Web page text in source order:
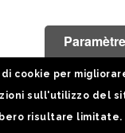
cookie per
sull'utilizzo del
risultare